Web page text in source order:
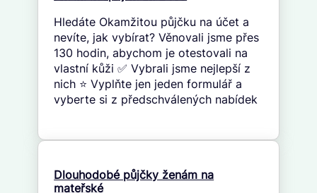
Hledáte Okamžitou půjčku na účet a
nevíte, jak vybírat? Věnovali jsme přes
130 hodin, abychom je otestovali na
vlastní kůži ✅ Vybrali jsme nejlepší z
nich ⭐ Vyplňte jen jeden formulář a
vyberte si z předschválených nabídek
Dlouhodobé půjčky ženám na
mateřské